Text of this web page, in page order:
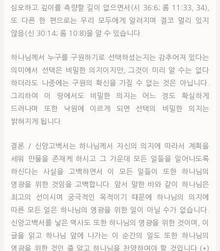
심오하고 깊이를 측량할 길이 없으면서(시 36:6; 롬 11:33, 34),
또 다른 한 편으로는 우리 모두에게 알려지며 결코 멀리 있지
않음(신 30:14; 롬 10:8)을 알 수 있습니다.
하나님께서 누구를 구원하기로 선택하셨는지는 감추어져 있다는
의미에서 선택은 비밀한 의지이지만, 그것이 미리 알 수는 없다
하더라도 나중에는 구원의 확신을 가질 수 없는 것은 아닙니다.
그리하여 이 땅에서도 비밀한 의지는 어느 정도 확실하게
드러나며 또한 낙원에 이르게 되면 선택의 비밀한 의지는
밝혀지게 됩니다.
결론 / 신앙고백서는 하나님께서 자신의 의지에 따라서 계획을
세워 만물을 존재케 하시고 그 가운데 모든 일들을 일어나도록
하신다는 사실을 고백하면서 이 모든 일들이 또한 하나님의
영광을 위한 것임을 고백합니다. 앞서 말한 바와 같이 하나님은
최고의 선이시며 궁극적인 목적이기 때문에 하나님의 의지에
따른 모든 일은 하나님의 영광을 위한 일이 아닐 수가 없습니다.
신앙고백서를 낳은 역사도 또한 하나님의 영광을 위한 것이며, 이
글을 읽고 하나님 앞에 나가는 이 순간의 일도 또한 하나님의
영광을 위한 것인 줄 알고 하나님을 찬양하여야 할 것입니다.(*)